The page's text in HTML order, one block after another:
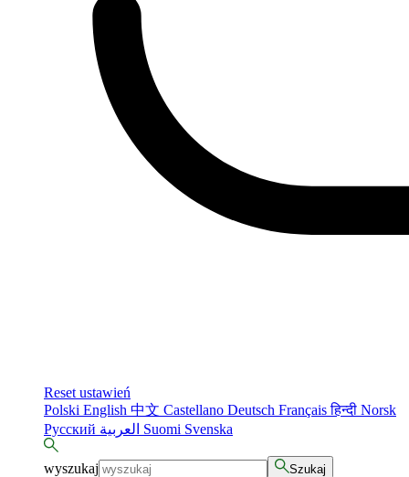
Reset ustawień
Polski English 中文 Castellano Deutsch Françaisहिन्दी Norsk
Русский
Suomi Svenska
wyszukaj Szukaj